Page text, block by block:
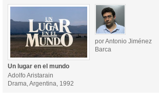
por Antonio Jiménez
Barca
Un lugar en el mundo
Adolfo Aristarain
Drama, Argentina, 1992